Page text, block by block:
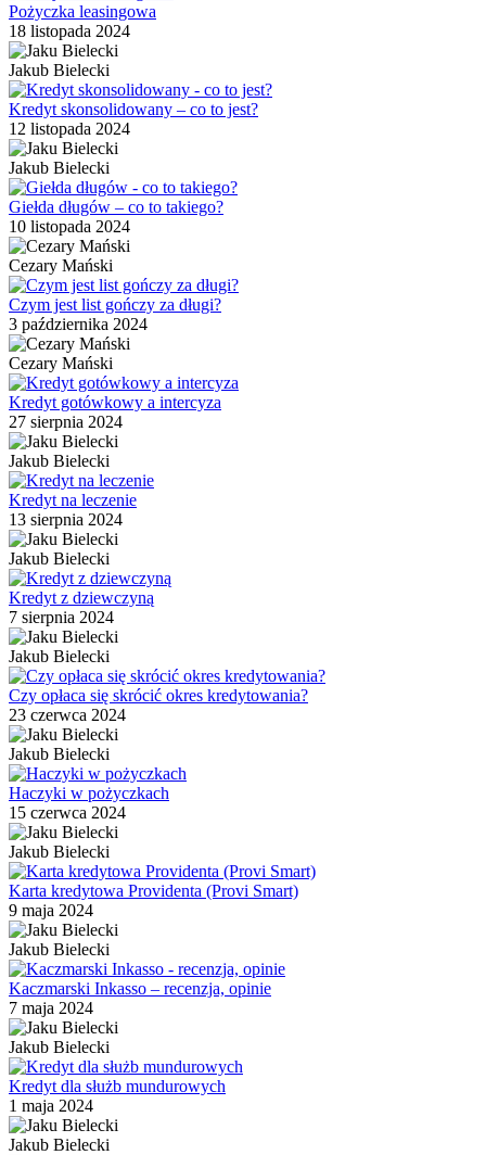
Pożyczka leasingowa
18 listopada 2024
Jakub Bielecki
Kredyt skonsolidowany – co to jest?
12 listopada 2024
Jakub Bielecki
Giełda długów – co to takiego?
10 listopada 2024
Cezary Mański
Czym jest list gończy za długi?
3 października 2024
Cezary Mański
Kredyt gotówkowy a intercyza
27 sierpnia 2024
Jakub Bielecki
Kredyt na leczenie
13 sierpnia 2024
Jakub Bielecki
Kredyt z dziewczyną
7 sierpnia 2024
Jakub Bielecki
Czy opłaca się skrócić okres kredytowania?
23 czerwca 2024
Jakub Bielecki
Haczyki w pożyczkach
15 czerwca 2024
Jakub Bielecki
Karta kredytowa Providenta (Provi Smart)
9 maja 2024
Jakub Bielecki
Kaczmarski Inkasso – recenzja, opinie
7 maja 2024
Jakub Bielecki
Kredyt dla służb mundurowych
1 maja 2024
Jakub Bielecki